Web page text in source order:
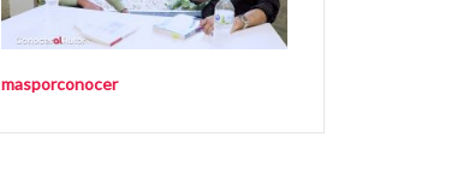
masporconocer